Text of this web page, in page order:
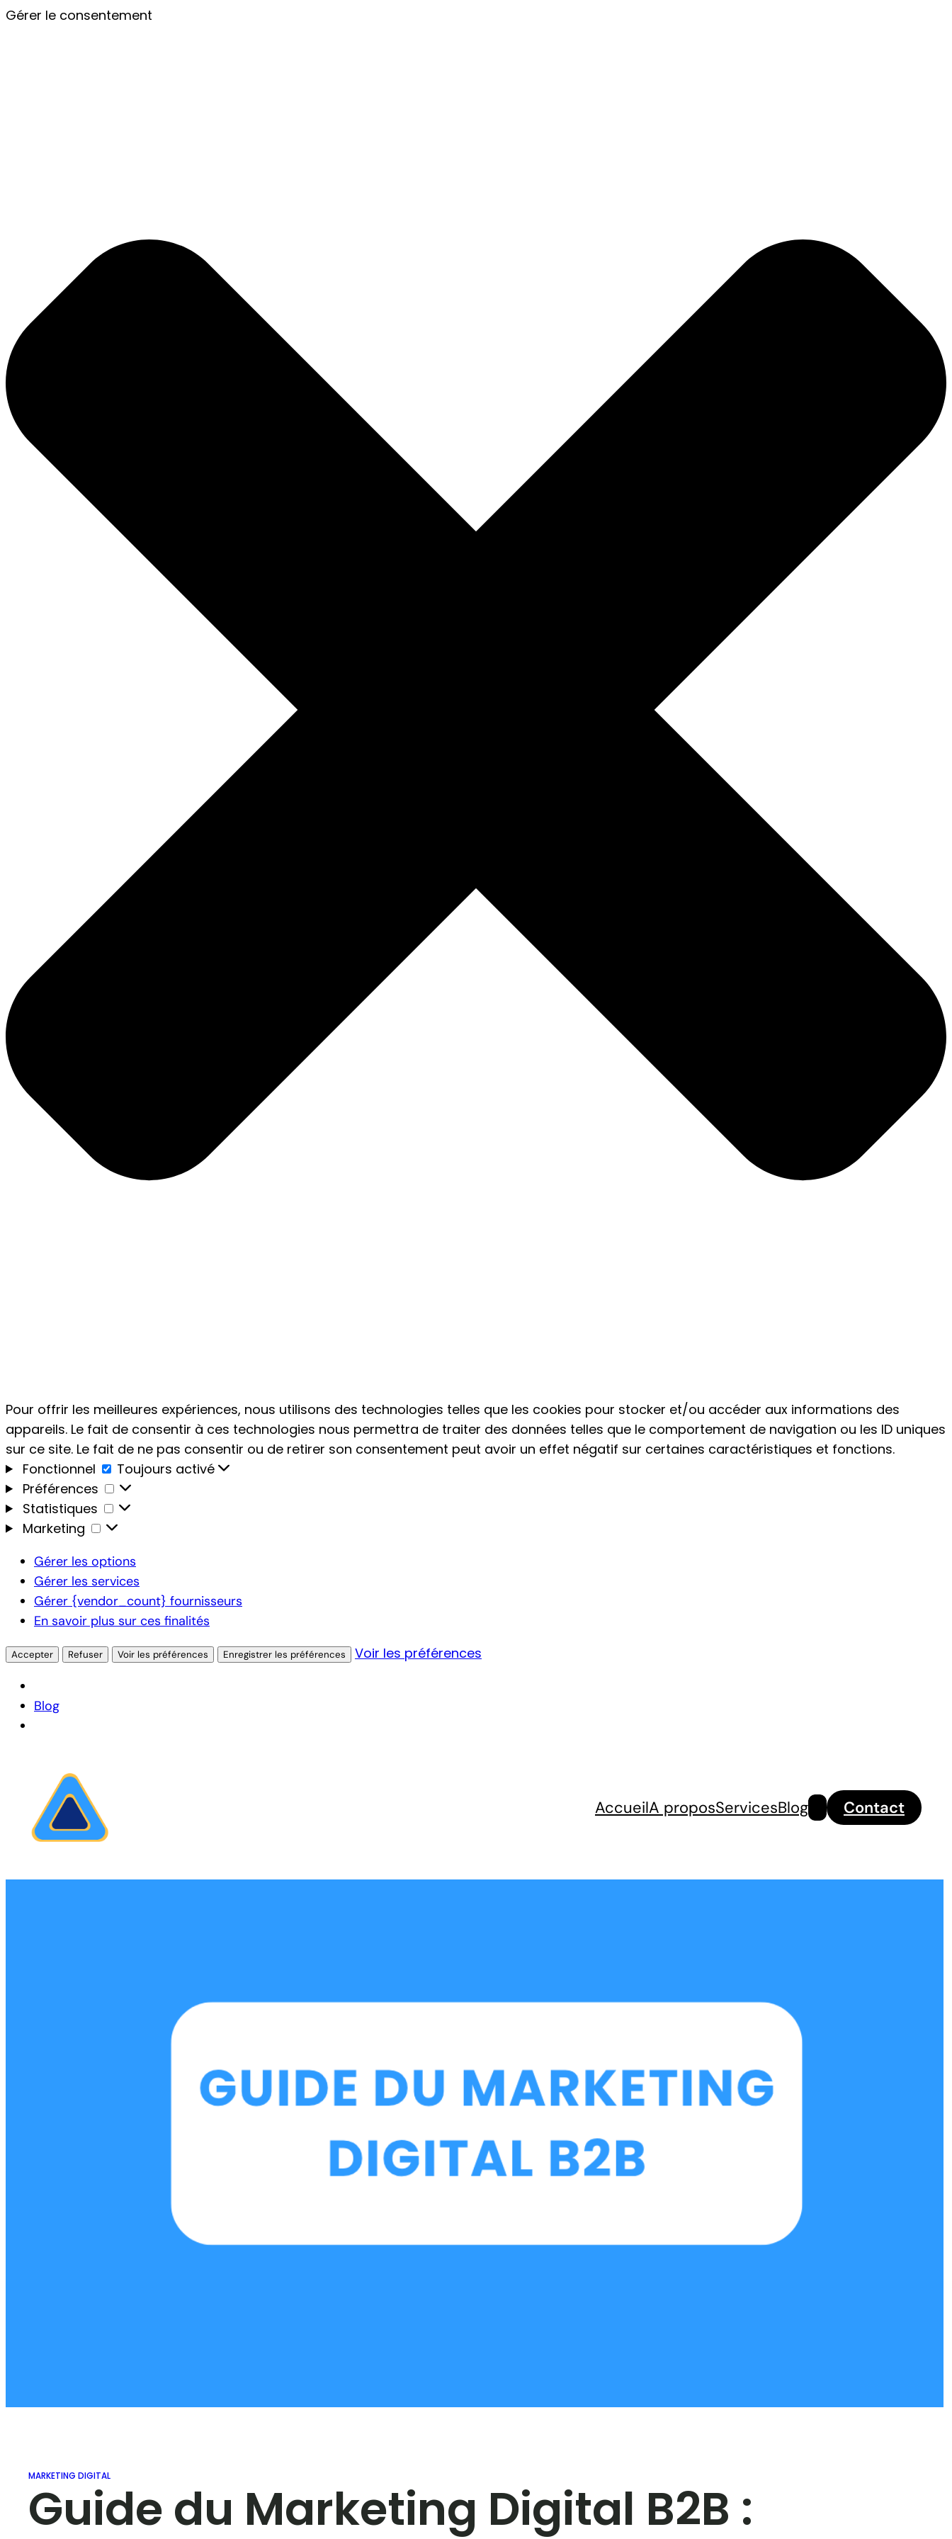
Gérer le consentement
Pour offrir les meilleures expériences, nous utilisons des technologies telles que les cookies pour stocker et/ou accéder aux informations des
appareils. Le fait de consentir à ces technologies nous permettra de traiter des données telles que le comportement de navigation ou les ID uniques
sur ce site. Le fait de ne pas consentir ou de retirer son consentement peut avoir un effet négatif sur certaines caractéristiques et fonctions.
Fonctionnel
Fonctionnel
Toujours activé
Préférences
Préférences
Statistiques
Statistiques
Marketing
Marketing
Gérer les options
Gérer les services
Gérer {vendor_count} fournisseurs
En savoir plus sur ces finalités
Accepter Refuser Voir les préférences Enregistrer les préférences Voir les préférences
Blog
contenu
AccueilA proposServicesBlogRechercher
Contact
MARKETING DIGITAL
Guide du Marketing Digital B2B :